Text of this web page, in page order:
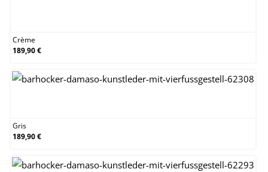
Crème
189,90 €
Gris
189,90 €